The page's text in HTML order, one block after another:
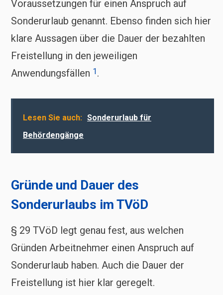
Voraussetzungen für einen Anspruch auf
Sonderurlaub genannt. Ebenso finden sich hier
klare Aussagen über die Dauer der bezahlten
Freistellung in den jeweiligen
Anwendungsfällen 1 .
Lesen Sie auch: Sonderurlaub für
Behördengänge
Gründe und Dauer des
Sonderurlaubs im TVöD
§ 29 TVöD legt genau fest, aus welchen
Gründen Arbeitnehmer einen Anspruch auf
Sonderurlaub haben. Auch die Dauer der
Freistellung ist hier klar geregelt.